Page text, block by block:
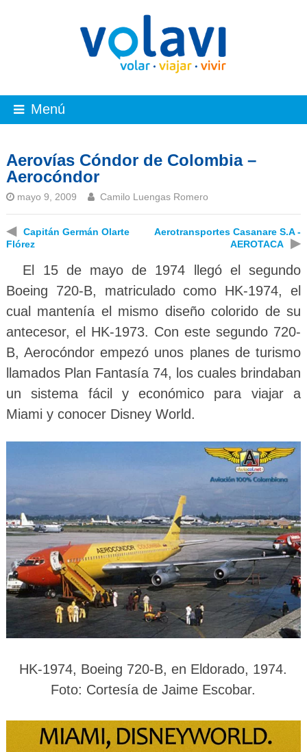
Menú
Aerovías Cóndor de Colombia –
Aerocóndor
mayo 9, 2009 Camilo Luengas Romero
◀
Capitán Germán Olarte
Flórez
Aerotransportes Casanare S.A -
AEROTACA
▶
El 15 de mayo de 1974 llegó el segundo
Boeing 720-B, matriculado como HK-1974, el
cual mantenía el mismo diseño colorido de su
antecesor, el HK-1973. Con este segundo 720-
B, Aerocóndor empezó unos planes de turismo
llamados Plan Fantasía 74, los cuales brindaban
un sistema fácil y económico para viajar a
Miami y conocer Disney World.
HK-1974, Boeing 720-B, en Eldorado, 1974.
Foto: Cortesía de Jaime Escobar.